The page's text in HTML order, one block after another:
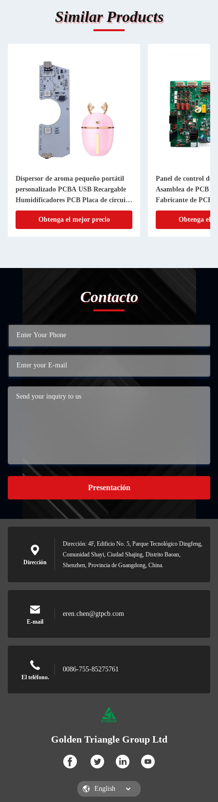
Similar Products
Dispersor de aroma pequeño portátil
personalizado PCBA USB Recargable
Humidificadores PCB Placa de circuito
impreso
Obtenga el mejor precio
Panel de control del
Asamblea de PCB
Fabricante de PCB
Obtenga el
Contacto
Presentación
Dirección
Dirección: 4F, Edificio No. 5, Parque Tecnológico Dingfeng,
Comunidad Shayi, Ciudad Shajing, Distrito Baoan,
Shenzhen, Provincia de Guangdong, China.
E-mail
eren.chen@gtpcb.com
El teléfono.
0086-755-85275761
Golden Triangle Group Ltd